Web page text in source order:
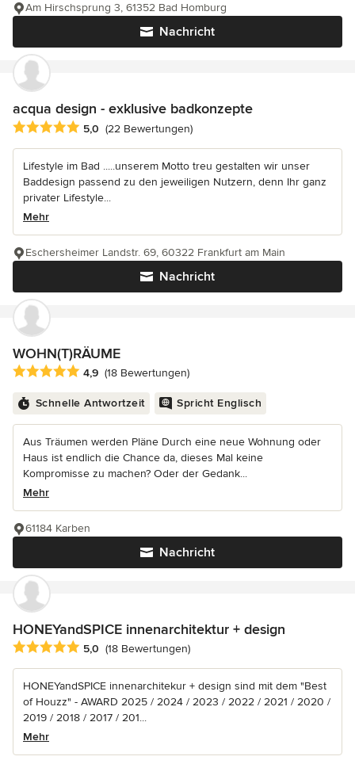
Nachricht
Am Hirschsprung 3, 61352 Bad Homburg
acqua design - exklusive badkonzepte
Durchschnittliche Bewertung: 5 von 5 Sternen
5,0 (22 Bewertungen)
Lifestyle im Bad .....unserem Motto treu gestalten wir unser
Baddesign passend zu den jeweiligen Nutzern, denn Ihr ganz
privater Lifestyle...
Mehr
Nachricht
Eschersheimer Landstr. 69, 60322 Frankfurt am Main
WOHN(T)RÄUME
Durchschnittliche Bewertung: 4.9 von 5 Sternen
4,9 (18 Bewertungen)
Schnelle Antwortzeit Spricht Englisch
Aus Träumen werden Pläne Durch eine neue Wohnung oder
Haus ist endlich die Chance da, dieses Mal keine
Kompromisse zu machen? Oder der Gedank...
Mehr
Nachricht
61184 Karben
HONEYandSPICE innenarchitektur + design
Durchschnittliche Bewertung: 5 von 5 Sternen
5,0 (18 Bewertungen)
HONEYandSPICE innenarchitekur + design sind mit dem "Best
of Houzz" - AWARD 2025 / 2024 / 2023 / 2022 / 2021 / 2020 /
2019 / 2018 / 2017 / 201...
Mehr